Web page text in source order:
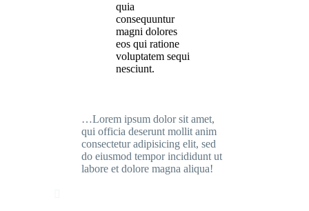
quia
consequuntur
magni dolores
eos qui ratione
voluptatem sequi
nesciunt.
…Lorem ipsum dolor sit amet,
qui officia deserunt mollit anim
consectetur adipisicing elit, sed
do eiusmod tempor incididunt ut
labore et dolore magna aliqua!